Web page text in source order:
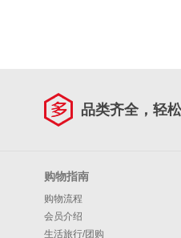
品类齐全，轻
购物指南
购物流程
会员介绍
生活旅行/团购